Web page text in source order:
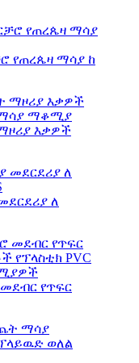
የጠረጴዛ ማሳያ ከ
እቃዎች
ለ
መደብር የጥፍር